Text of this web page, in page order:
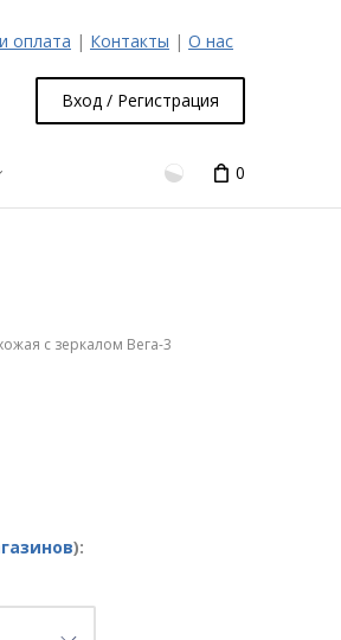
оплата | Контакты | О нас
Вход / Регистрация
0
с зеркалом Вега-3
):